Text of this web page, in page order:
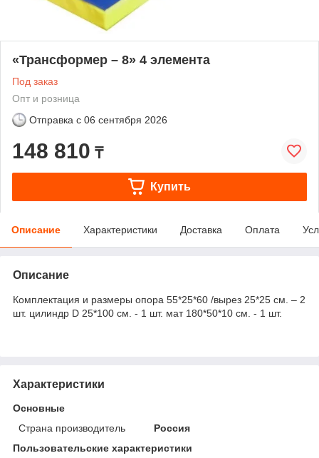
«Трансформер – 8» 4 элемента
Под заказ
Опт и розница
Отправка с 06 сентября 2026
148 810 ₸
Купить
Описание Характеристики Доставка Оплата
Описание
Комплектация и размеры опора 55*25*60 /вырез 25*25 см. – 2
шт. цилиндр D 25*100 см. - 1 шт. мат 180*50*10 см. - 1 шт.
Характеристики
Основные
Страна производитель
Россия
Пользовательские характеристики